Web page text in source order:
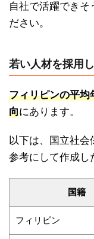
自社で活躍できそ
ださい。
若い人材を採用
フィリピンの平均
向にあります。
以下は、国立社会
参考にして作成し
国籍
フィリピン